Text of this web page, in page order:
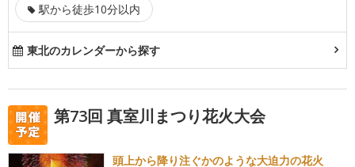
駅から徒歩10分以内
東北のカレンダーから探す
第73回 真室川まつり花火大会
頭上から降り注ぐかのような大迫力の花火